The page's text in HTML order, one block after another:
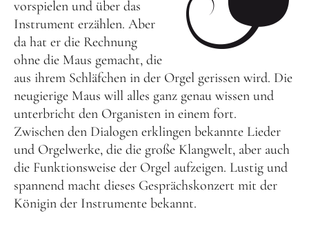
vorspielen und über das
Instrument erzählen. Aber
da hat er die Rechnung
ohne die Maus gemacht, die
aus ihrem Schläfchen in der Orgel gerissen wird. Die
neugierige Maus will alles ganz genau wissen und
unterbricht den Organisten in einem fort.
Zwischen den Dialogen erklingen bekannte Lieder
und Orgelwerke, die die große Klangwelt, aber auch
die Funktionsweise der Orgel aufzeigen. Lustig und
spannend macht dieses Gesprächskonzert mit der
Königin der Instrumente bekannt.